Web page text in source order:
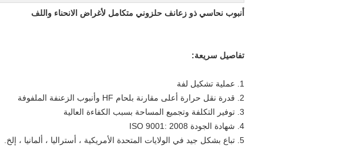
أنبوب نحاسي ذو زعانف حلزوني متكامل لأغراض الانحناء واللف
تفاصيل سريعة:
1. عملية تشكيل لفة
2. قدرة نقل حرارة أعلى مقارنة بلحام HF وأنبوب الزعنفة الملفوفة
3. توفير التكلفة وتجميع المساحة بسبب الكفاءة العالية
4. شهادة الجودة ISO 9001: 2008
5. تباع بشكل جيد في الولايات المتحدة الأمريكية ، أستراليا ، ألمانيا ، إلخ.